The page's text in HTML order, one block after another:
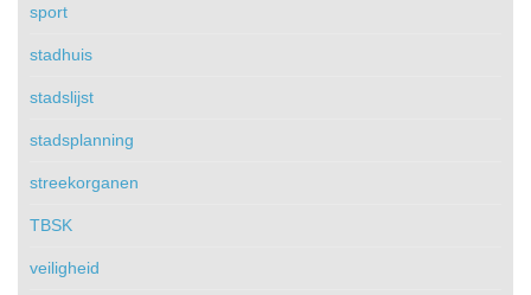
sport
stadhuis
stadslijst
stadsplanning
streekorganen
TBSK
veiligheid